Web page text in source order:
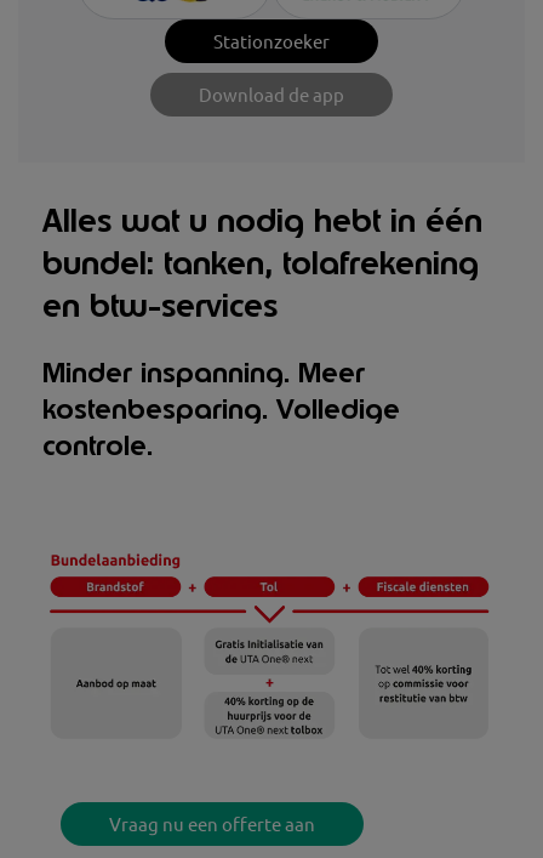
Stationzoeker
Download de app
Alles wat u nodig hebt in één
bundel: tanken, tolafrekening
en btw-services
Minder inspanning. Meer
kostenbesparing. Volledige
controle.
Vraag nu een offerte aan